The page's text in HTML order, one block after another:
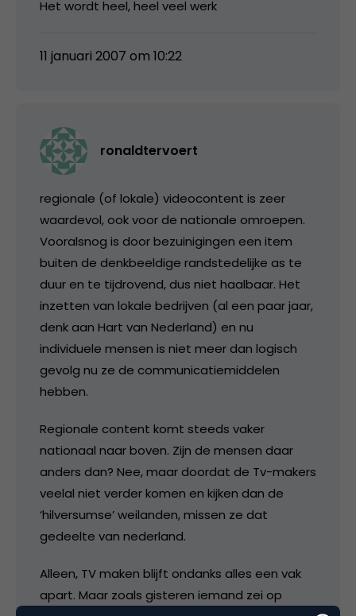
Het wordt heel, heel veel werk
11 januari 2007 om 10:22
ronaldtervoert
regionale (of lokale) videocontent is zeer
waardevol, ook voor de nationale omroepen.
Vooralsnog is door bezuinigingen een item
buiten de denkbeeldige randstedelijke as te
duur en te tijdrovend, dus niet haalbaar. Het
inzetten van lokale bedrijven (al een paar jaar,
denk aan Hart van Nederland) en nu
individuele mensen is niet meer dan logisch
gevolg nu ze de communicatiemiddelen
hebben.
Regionale content komt steeds vaker
nationaal naar boven. Zijn de mensen daar
anders dan? Nee, maar doordat de Tv-makers
veelal niet verder komen en kijken dan de
‘hilversumse’ weilanden, missen ze dat
gedeelte van nederland.
Alleen, TV maken blijft ondanks alles een vak
apart. Maar zoals gisteren iemand zei op